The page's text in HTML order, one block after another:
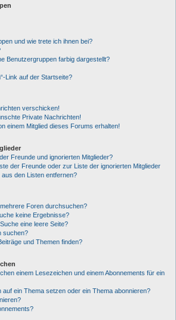
und wie trete ich ihnen bei?
Benutzergruppen farbig dargestellt?
Link auf der Startseite?
verschicken!
Private Nachrichten!
einem Mitglied dieses Forums erhalten!
Freunde und ignorierten Mitglieder?
der Freunde oder zur Liste der ignorierten Mitglieder
den Listen entfernen?
Foren durchsuchen?
keine Ergebnisse?
eine leere Seite?
suchen?
und Themen finden?
einem Lesezeichen und einem Abonnements für ein
ein Thema setzen oder ein Thema abonnieren?